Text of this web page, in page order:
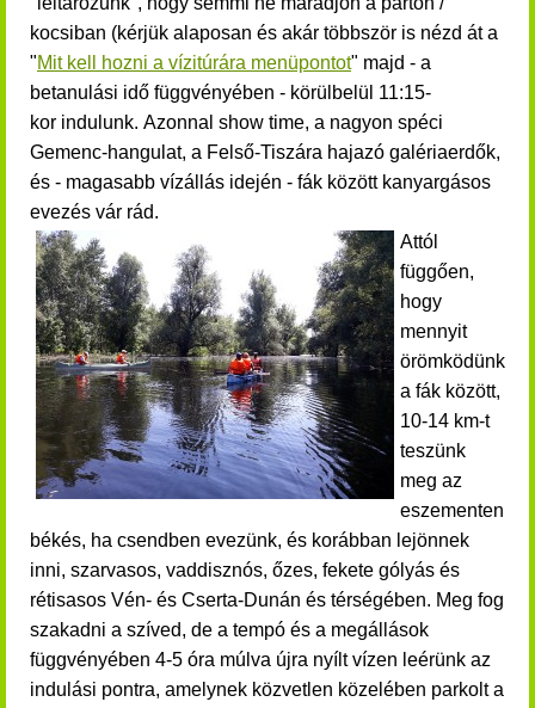
kocsiban (kérjük alaposan és akár többször is nézd át a
"Mit kell hozni a vízitúrára menüpontot" majd - a
betanulási idő függvényében - körülbelül 11:15-
kor indulunk. Azonnal show time, a nagyon spéci
Gemenc-hangulat, a Felső-Tiszára hajazó galériaerdők,
és - magasabb vízállás idején - fák között kanyargásos
evezés vár rád.
Attól
függően,
hogy
mennyit
örömködünk
a fák között,
10-14 km-t
teszünk
meg az
eszementen
békés, ha csendben evezünk, és korábban lejönnek
inni, szarvasos, vaddisznós, őzes, fekete gólyás és
rétisasos Vén- és Cserta-Dunán és térségében. Meg fog
szakadni a szíved, de a tempó és a megállások
függvényében 4-5 óra múlva újra nyílt vízen leérünk az
indulási pontra, amelynek közvetlen közelében parkolt a